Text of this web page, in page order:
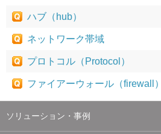
ハブ（hub）
ネットワーク帯域
プロトコル（Protocol）
ファイアーウォール（firewall）
ソリューション・事例